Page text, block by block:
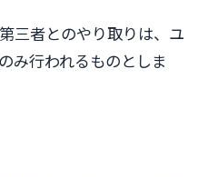
三者とのやり取りは、ユ
み行われるものとしま